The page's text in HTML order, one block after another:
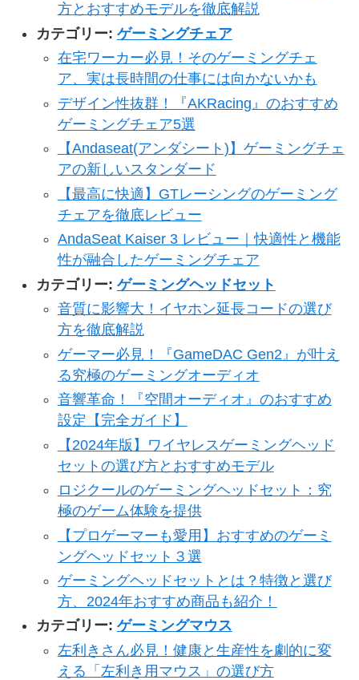
方とおすすめモデルを徹底解説
カテゴリー: ゲーミングチェア
在宅ワーカー必見！そのゲーミングチェ
ア、実は長時間の仕事には向かないかも
デザイン性抜群！『AKRacing』のおすすめ
ゲーミングチェア5選
【Andaseat(アンダシート)】ゲーミングチェ
アの新しいスタンダード
【最高に快適】GTレーシングのゲーミング
チェアを徹底レビュー
AndaSeat Kaiser 3 レビュー｜快適性と機能
性が融合したゲーミングチェア
カテゴリー: ゲーミングヘッドセット
音質に影響大！イヤホン延長コードの選び
方を徹底解説
ゲーマー必見！『GameDAC Gen2』が叶え
る究極のゲーミングオーディオ
音響革命！『空間オーディオ』のおすすめ
設定【完全ガイド】
【2024年版】ワイヤレスゲーミングヘッド
セットの選び方とおすすめモデル
ロジクールのゲーミングヘッドセット：究
極のゲーム体験を提供
【プロゲーマーも愛用】おすすめのゲーミ
ングヘッドセット３選
ゲーミングヘッドセットとは？特徴と選び
方、2024年おすすめ商品も紹介！
カテゴリー: ゲーミングマウス
左利きさん必見！健康と生産性を劇的に変
える「左利き用マウス」の選び方